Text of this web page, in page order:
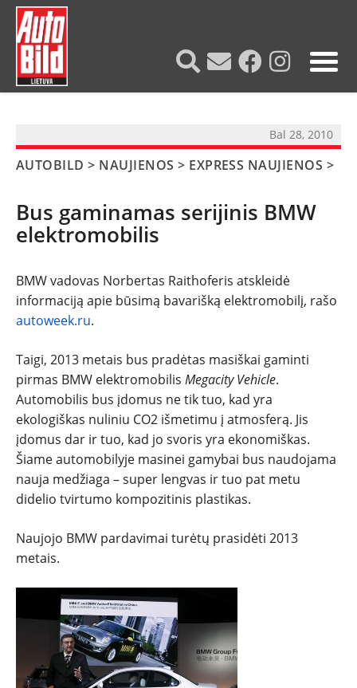
TESTAI
NAUJI
NAUDOTI
REPORTAŽAI
SPORTAS
PATARIMAI
ĮVAIRENYBĖS
Bal 28, 2010
AUTOBILD > NAUJIENOS > EXPRESS NAUJIENOS >
Bus gaminamas serijinis BMW
elektromobilis
BMW vadovas Norbertas Raithoferis atskleidė
informaciją apie būsimą bavarišką elektromobilį, rašo
autoweek.ru.
Taigi, 2013 metais bus pradėtas masiškai gaminti
pirmas BMW elektromobilis Megacity Vehicle.
Automobilis bus įdomus ne tik tuo, kad yra
ekologiškas nuliniu CO2 išmetimu į atmosferą. Jis
įdomus dar ir tuo, kad jo svoris yra ekonomiškas.
Šiame automobilyje masinei gamybai bus naudojama
nauja medžiaga – super lengvas ir tuo pat metu
didelio tvirtumo kompozitinis plastikas.
Naujojo BMW pardavimai turėtų prasidėti 2013
metais.